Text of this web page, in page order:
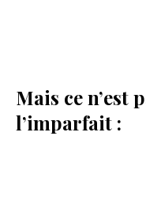
Mais ce n’est
l’imparfait :